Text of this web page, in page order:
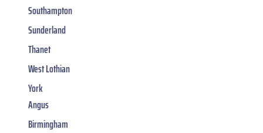
Southampton
Sunderland
Thanet
West Lothian
York
Angus
Birmingham